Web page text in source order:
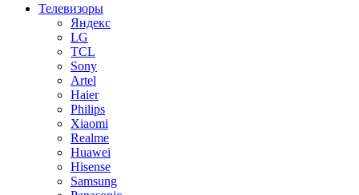
Телевизоры
Яндекс
LG
TCL
Sony
Artel
Haier
Philips
Xiaomi
Realme
Huawei
Hisense
Samsung